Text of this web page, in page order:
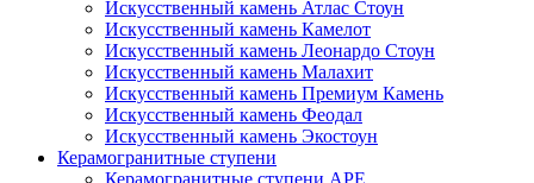
Искусственный камень Атлас Стоун
Искусственный камень Камелот
Искусственный камень Леонардо Стоун
Искусственный камень Малахит
Искусственный камень Премиум Камень
Искусственный камень Феодал
Искусственный камень Экостоун
Керамогранитные ступени
Керамогранитные ступени APE